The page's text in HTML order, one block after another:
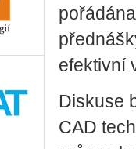
efektivní
Diskuse
CAD